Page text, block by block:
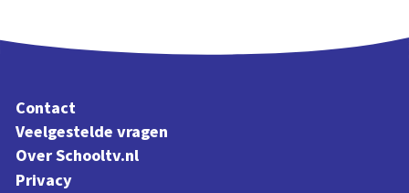
Contact
Veelgestelde vragen
Over Schooltv.nl
Privacy